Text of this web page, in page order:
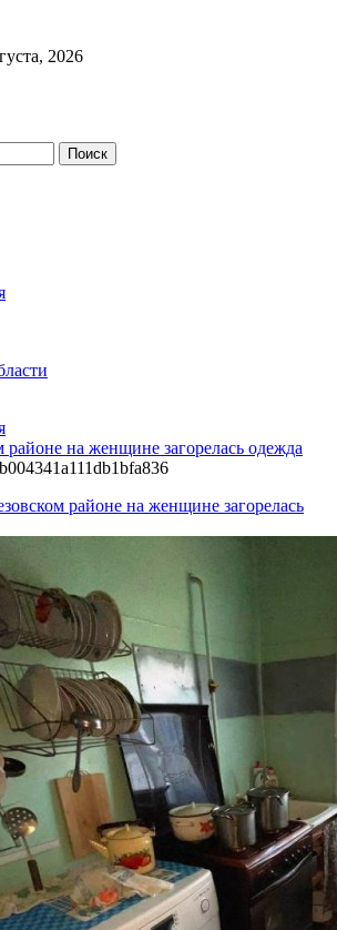
2026
районе на женщине загорелась одежда
районе на женщине загорелась